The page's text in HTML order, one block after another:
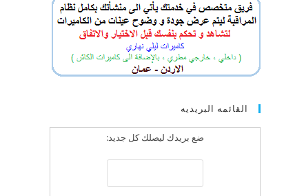
القائمه البريديه
ضع بريدك ليصلك كل جديد: